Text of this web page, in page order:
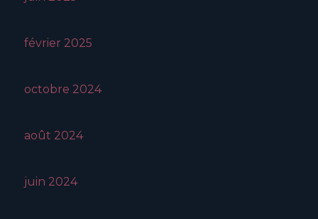
février 2025
octobre 2024
août 2024
juin 2024